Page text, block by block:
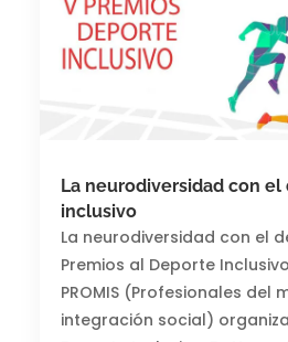
La neurodiversidad con el
inclusivo
La neurodiversidad con el
Premios al Deporte
PROMIS (Profesionales del
integración social)